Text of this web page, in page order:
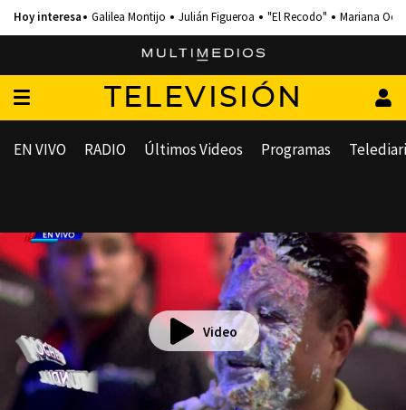
Galilea Montijo Julián Figueroa "El Recodo" Mariana
TELEVISIÓN
EN VIVO RADIO Últimos Videos Programas
Video